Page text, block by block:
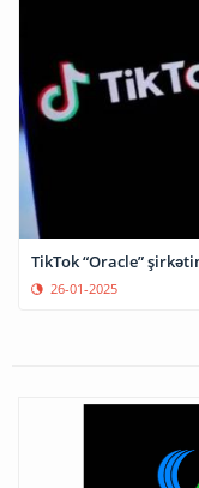
TikTok “Oracle”
26-01-2025